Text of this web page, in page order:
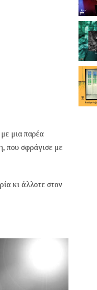
μια παρέα
που σφράγισε με
κι άλλοτε στον